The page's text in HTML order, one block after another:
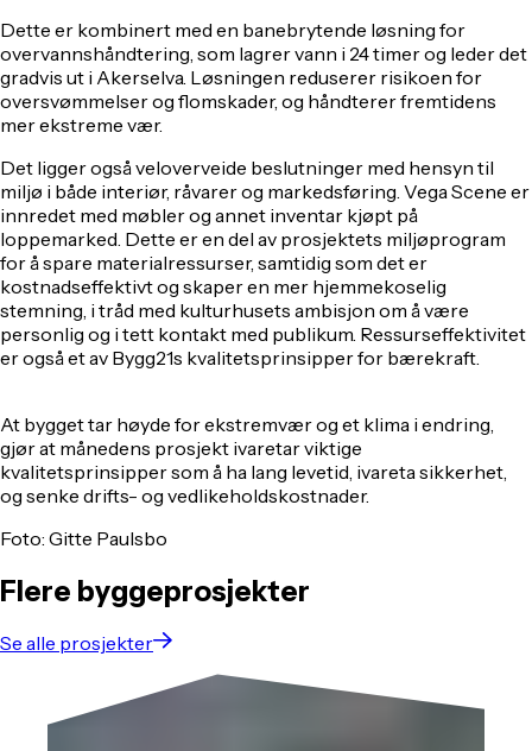
Dette er kombinert med en banebrytende løsning for
overvannshåndtering, som lagrer vann i 24 timer og leder det
gradvis ut i Akerselva. Løsningen reduserer risikoen for
oversvømmelser og flomskader, og håndterer fremtidens
mer ekstreme vær.
Det ligger også veloverveide beslutninger med hensyn til
miljø i både interiør, råvarer og markedsføring. Vega Scene er
innredet med møbler og annet inventar kjøpt på
loppemarked. Dette er en del av prosjektets miljøprogram
for å spare materialressurser, samtidig som det er
kostnadseffektivt og skaper en mer hjemmekoselig
stemning, i tråd med kulturhusets ambisjon om å være
personlig og i tett kontakt med publikum. Ressurseffektivitet
er også et av Bygg21s kvalitetsprinsipper for bærekraft.
At bygget tar høyde for ekstremvær og et klima i endring,
gjør at månedens prosjekt ivaretar viktige
kvalitetsprinsipper som å ha lang levetid, ivareta sikkerhet,
og senke drifts- og vedlikeholdskostnader.
Foto: Gitte Paulsbo
Flere byggeprosjekter
Se alle prosjekter